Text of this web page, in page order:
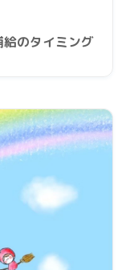
のタイミング